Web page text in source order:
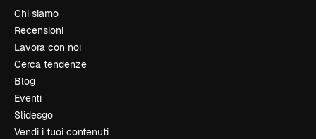
Chi siamo
Recensioni
Lavora con noi
Cerca tendenze
Blog
Eventi
Slidesgo
Vendi i tuoi contenuti